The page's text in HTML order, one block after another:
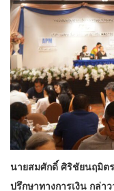
นายสมศักดิ์ ศิริชัยนฤมิต
ปรึกษาทางการเงิน กล่า